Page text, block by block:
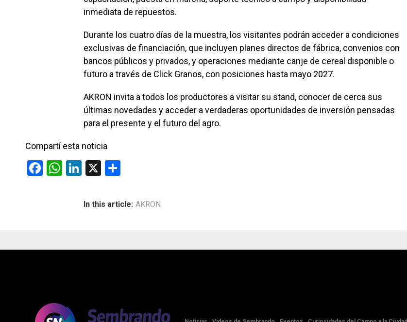
inmediata de repuestos.
Durante los cuatro días de la muestra, los visitantes podrán acceder a condiciones
exclusivas de financiación, que incluyen planes directos de fábrica, convenios con
bancos públicos y privados, y operaciones mediante canje de cereal disponible o
futuro a través de Click Granos, con posiciones hasta mayo 2027.
AKRON invita a todos los productores a visitar su stand, conocer de cerca sus
últimas novedades y acceder a verdaderas oportunidades de inversión pensadas
para el presente y el futuro del agro.
Compartí esta noticia
F
o
W
p
Li
ke
X
m
tir
In this article: AKRON